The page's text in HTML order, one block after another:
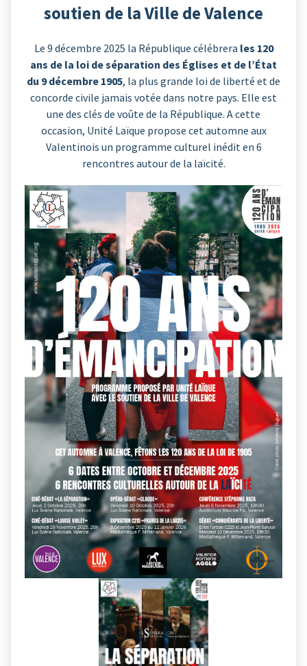
soutien de la Ville de Valence
Le 9 décembre 2025 la République célébrera les 120
ans de la loi de séparation des Églises et de l’État
du 9 décembre 1905, la plus grande loi de liberté et de
concorde civile jamais votée dans notre pays. Elle est
une des clés de voûte de la République. A cette
occasion, Unité Laïque propose cet automne aux
Valentinois un programme culturel inédit en 6
rencontres autour de la laïcité.